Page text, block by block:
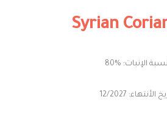
Syrian
نسبة الإنبات: %80
الأنتهاء: 12/2027